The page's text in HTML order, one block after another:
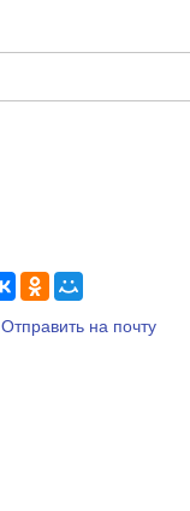
Отправить на почту